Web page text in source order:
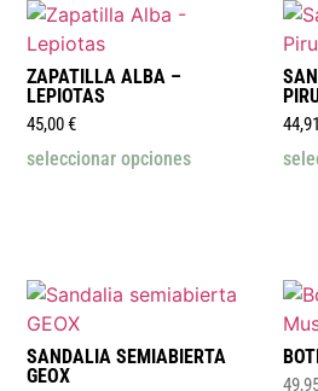
ZAPATILLA ALBA –
LEPIOTAS
45,00€
seleccionar opciones
44,91
SANDALIA SEMIABIERTA
GEOX